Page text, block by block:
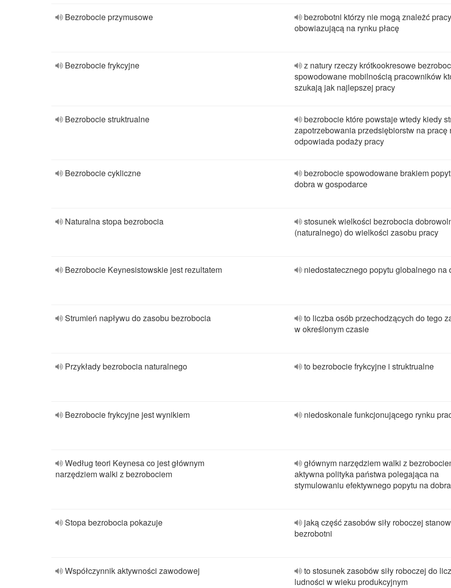
Bezrobocie przymusowe
bezrobotni którzy nie mogą znależć
obowiazującą na rynku płacę
Bezrobocie frykcyjne
z natury rzeczy krótkookresowe
spowodowane mobilnością pracowników
szukają jak najlepszej pracy
Bezrobocie struktrualne
bezrobocie które powstaje wtedy kiedy
zapotrzebowania przedsiębiorstw na pracę
odpowiada podaży pracy
Bezrobocie cykliczne
bezrobocie spowodowane brakiem
dobra w gospodarce
Naturalna stopa bezrobocia
stosunek wielkości bezrobocia
(naturalnego) do wielkości zasobu pracy
Bezrobocie Keynesistowskie jest rezultatem niedostatecznego popytu globalnego na
Strumień napływu do zasobu bezrobocia
to liczba osób przechodzących do tego
w określonym czasie
Przykłady bezrobocia naturalnego to bezrobocie frykcyjne i struktrualne
Bezrobocie frykcyjne jest wynikiem niedoskonale funkcjonującego rynku
Według teori Keynesa co jest głównym
narzędziem walki z bezrobociem
głównym narzędziem walki z
aktywna polityka państwa polegająca na
stymulowaniu efektywnego popytu na dobra
Stopa bezrobocia pokazuje
jaką część zasobów siły roboczej
bezrobotni
Współczynnik aktywności zawodowej
to stosunek zasobów siły roboczej do
ludności w wieku produkcyjnym